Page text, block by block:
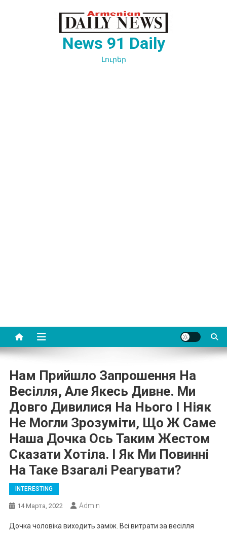
News 91 Daily
Լուրեր
Нам Прийшло Запрошення На
Весілля, Але Якесь Дивне. Ми
Довго Дивилися На Нього І Ніяк
Не Могли Зрозуміти, Що Ж Саме
Наша Дочка Ось Таким Жестом
Сказати Хотіла. І Як Ми Повинні
На Таке Взагалі Реагувати?
INTERESTING
14 Марта, 2022 Admin
Дочка чоловіка виходить заміж. Всі витрати за весілля